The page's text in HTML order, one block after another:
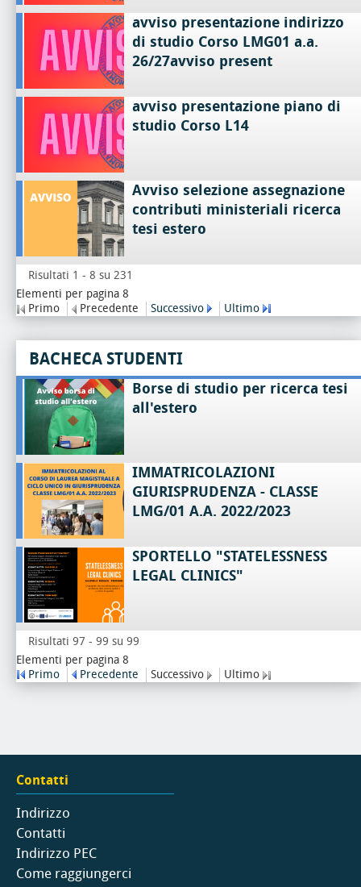
avviso presentazione indirizzo
di studio Corso LMG01 a.a.
26/27avviso present
avviso presentazione piano di
studio Corso L14
Avviso selezione assegnazione
contributi ministeriali ricerca
tesi estero
Risultati 1 - 8 su 231
Elementi per pagina 8
Primo
Precedente Successivo Ultimo
BACHECA STUDENTI
Borse di studio per ricerca tesi
all'estero
IMMATRICOLAZIONI
GIURISPRUDENZA - CLASSE
LMG/01 A.A. 2022/2023
SPORTELLO "STATELESSNESS
LEGAL CLINICS"
Risultati 97 - 99 su 99
Elementi per pagina 8
Primo
Precedente Successivo Ultimo
Contatti
Indirizzo
Contatti
Indirizzo PEC
Come raggiungerci